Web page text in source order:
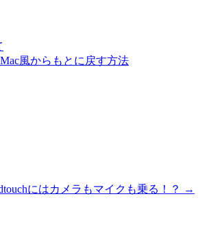
風からもとに戻す方法
にはカメラもマイクも乗る！？ →